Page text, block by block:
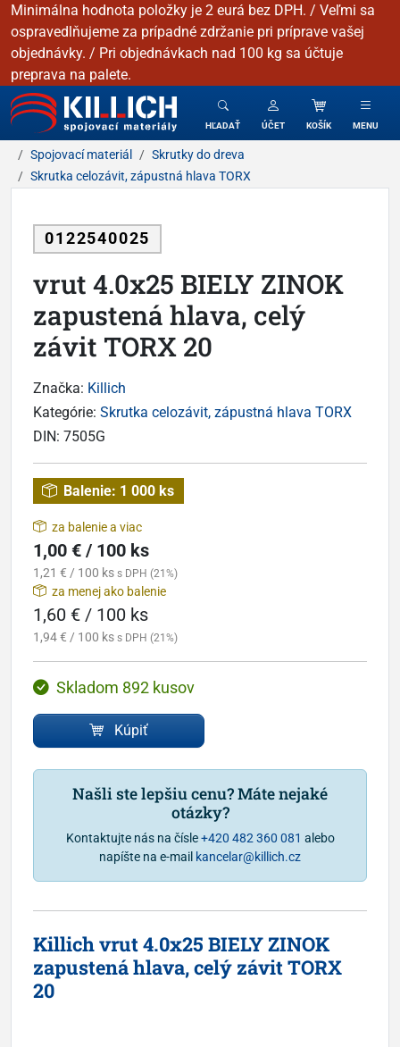
Minimálna hodnota položky je 2 eurá bez DPH. / Veľmi sa
ospravedlňujeme za prípadné zdržanie pri príprave vašej
objednávky. / Pri objednávkach nad 100 kg sa účtuje
preprava na palete.
KILLICH - Spojovacie materiály
HĽADAŤ ÚČET KOŠÍK MENU
Spojovací materiál
Skrutky do dreva
Skrutka celozávit, zápustná hlava TORX
0122540025
vrut 4.0x25 BIELY ZINOK
zapustená hlava, celý
závit TORX 20
Značka: Killich
Kategórie: Skrutka celozávit, zápustná hlava TORX
DIN: 7505G
Balenie: 1 000 ks
za balenie a viac
1,00 € / 100 ks
1,21 € / 100 ks s DPH (21%)
za menej ako balenie
1,60 € / 100 ks
1,94 € / 100 ks s DPH (21%)
Skladom 892 kusov
Kúpiť
Našli ste lepšiu cenu? Máte nejaké
otázky?
Kontaktujte nás na čísle+420 482 360 081 alebo
napíšte na e-mail kancelar@killich.cz
Killich vrut 4.0x25 BIELY ZINOK
zapustená hlava, celý závit TORX
20